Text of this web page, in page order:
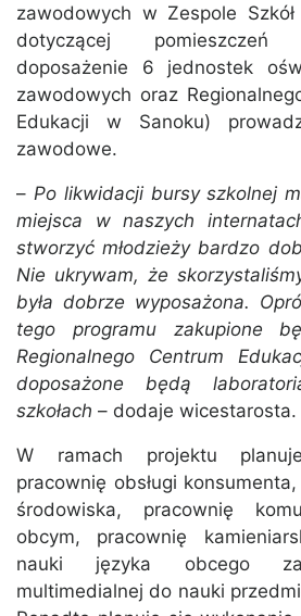
zawodowych w Zespole
dotyczącej
doposażenie 6 jednostek
zawodowych oraz
Edukacji w Sanoku)
zawodowe.
– Po likwidacji bursy szkolnej
miejsca w naszych
stworzyć młodzieży bardzo
Nie ukrywam, że
była dobrze wyposażona.
tego programu zakupione
Regionalnego Centrum
doposażone będą
szkołach – dodaje wicestarosta.
W ramach projektu
pracownię obsługi
środowiska, pracownię
obcym, pracownię
nauki języka obcego
multimedialnej do nauki